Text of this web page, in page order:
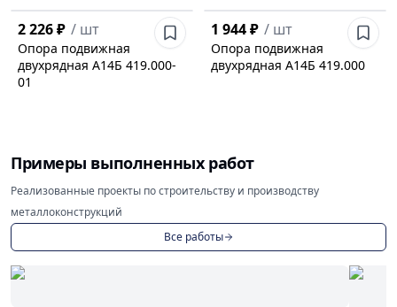
2 226 ₽ / шт
Опора подвижная
двухрядная А14Б 419.000-
01
1 944 ₽ / шт
Опора подвижная
двухрядная А14Б 419.000
Примеры выполненных работ
Реализованные проекты по строительству и производству
металлоконструкций
Все работы